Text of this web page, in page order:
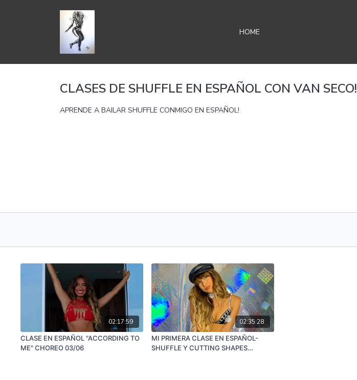
HOME
CLASES DE SHUFFLE EN ESPAÑOL CON VAN SECO!
APRENDE A BAILAR SHUFFLE CONMIGO EN ESPAÑOL!
02:17:59
CLASE EN ESPAÑOL "ACCORDING TO
ME" CHOREO 03/06
02:35:28
MI PRIMERA CLASE EN ESPAÑOL-
SHUFFLE Y CUTTING SHAPES